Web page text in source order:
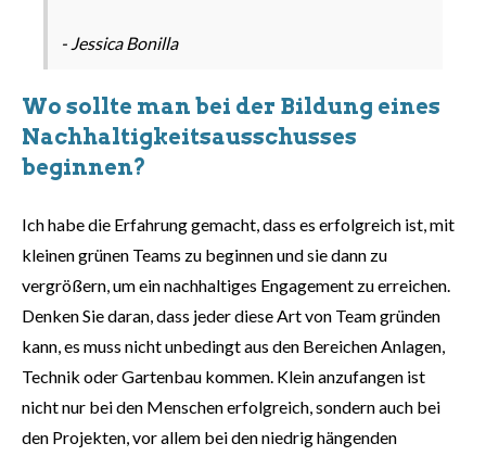
- Jessica Bonilla
Wo sollte man bei der Bildung eines
Nachhaltigkeitsausschusses
beginnen?
Ich habe die Erfahrung gemacht, dass es erfolgreich ist, mit
kleinen grünen Teams zu beginnen und sie dann zu
vergrößern, um ein nachhaltiges Engagement zu erreichen.
Denken Sie daran, dass jeder diese Art von Team gründen
kann, es muss nicht unbedingt aus den Bereichen Anlagen,
Technik oder Gartenbau kommen. Klein anzufangen ist
nicht nur bei den Menschen erfolgreich, sondern auch bei
den Projekten, vor allem bei den niedrig hängenden